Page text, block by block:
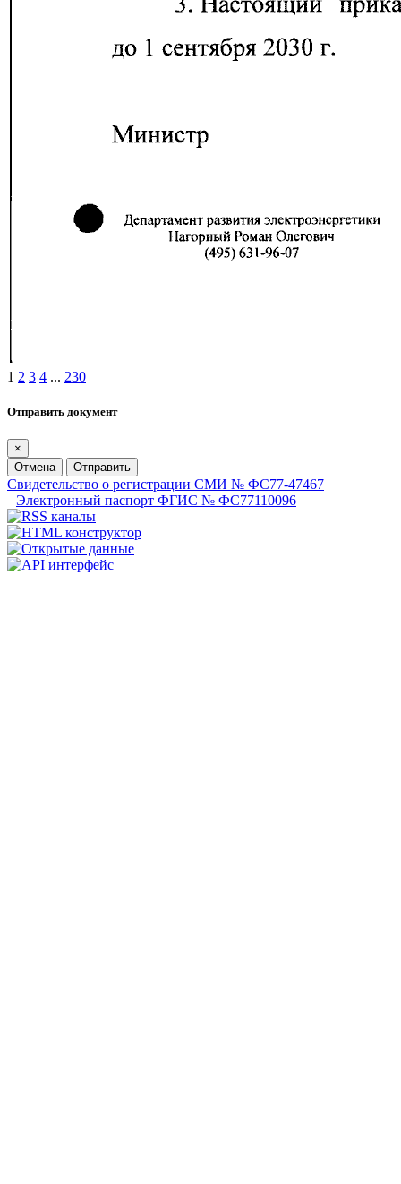
1 2 3 4 ... 230
Отправить документ
×
Отмена
Отправить
Свидетельство о регистрации СМИ № ФС77-47467
Электронный паспорт ФГИС № ФС77110096